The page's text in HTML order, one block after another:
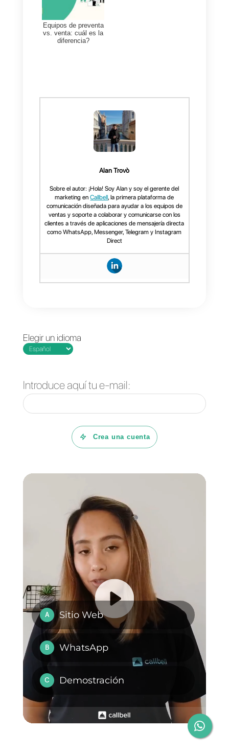
Callbell la mejor
herramienta omnicanal
para tu negocio
Callbelles unaherramienta
omnicanalque te ayuda a
como Instagram, Telegram,
Facebook y WhatsApp desde un
herramienta como parte de tu
estrategia omnicanal es un paso
ideal para centralizar las
canales en un solo lugar, analizar
las métricas y desarrollar nuevas
estrategias de marketing.
Callbell también ofrece otras
funcionalidades para equipos de
venta y soporte como
enrutamiento automático ,
pública
y bots para atender
clientes que te pueden ayudar a
mejorar la eficiencia en tu
negocio.
Si quieres convertir tu negocio en